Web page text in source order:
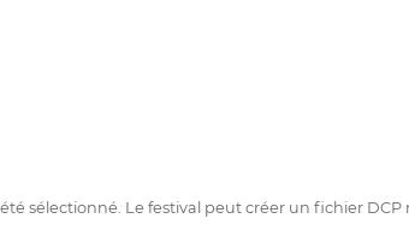
sélectionné. Le festival peut créer un fichier